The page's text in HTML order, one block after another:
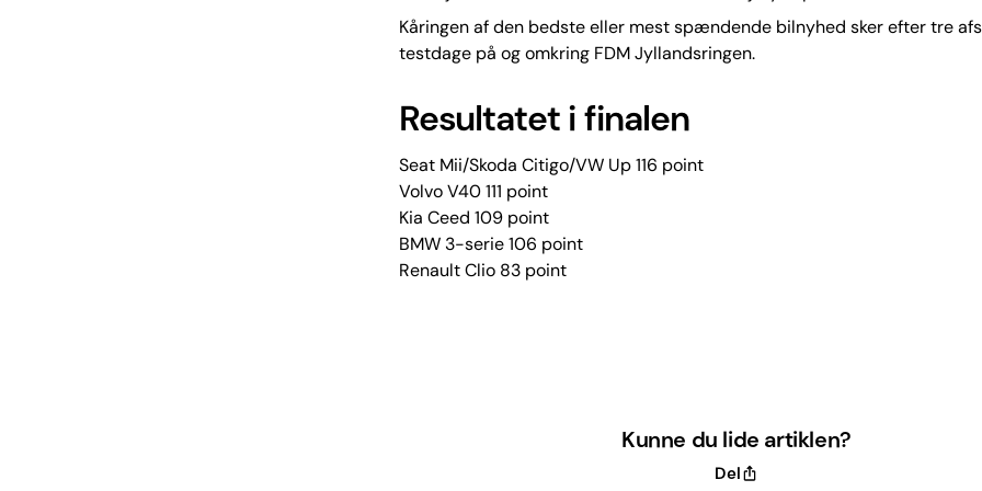
Kåringen af den bedste eller mest spændende bilnyhed sker efter tre
testdage på og omkring FDM Jyllandsringen.
Resultatet i finalen
Seat Mii/Skoda Citigo/VW Up 116 point
Volvo V40 111 point
Kia Ceed 109 point
BMW 3-serie 106 point
Renault Clio 83 point
Kunne du lide artiklen?
Del